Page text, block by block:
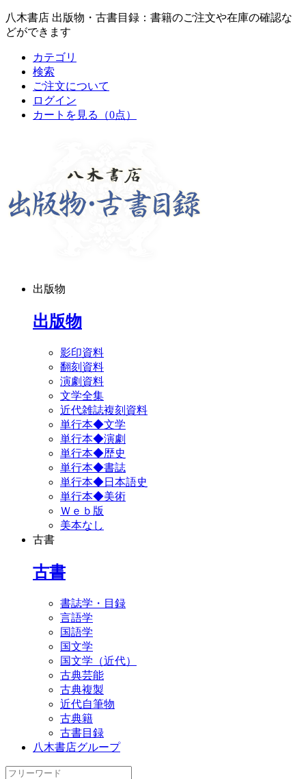
八木書店 出版物・古書目録：書籍のご注文や在庫の確認な
どができます
カテゴリ
検索
ご注文について
ログイン
カートを見る
（0点）
出版物
出版物
影印資料
翻刻資料
演劇資料
文学全集
近代雑誌複刻資料
単行本◆文学
単行本◆演劇
単行本◆歴史
単行本◆書誌
単行本◆日本語史
単行本◆美術
Ｗｅｂ版
美本なし
古書
古書
書誌学・目録
言語学
国語学
国文学
国文学（近代）
古典芸能
古典複製
近代自筆物
古典籍
古書目録
八木書店グループ